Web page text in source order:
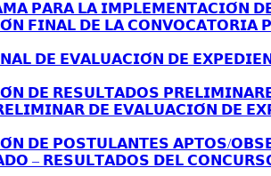
𝗣𝗔𝗥𝗔 𝗟𝗔 𝗜𝗠𝗣𝗟𝗘𝗠𝗘𝗡𝗧𝗔𝗖𝗜𝗢́𝗡
𝗙𝗜𝗡𝗔𝗟 𝗗𝗘 𝗟𝗔
𝗗𝗘 𝗘𝗩𝗔𝗟𝗨𝗔𝗖𝗜𝗢́𝗡 𝗗𝗘
𝗗𝗘 𝗥𝗘𝗦𝗨𝗟𝗧𝗔𝗗𝗢𝗦
𝗗𝗘 𝗘𝗩𝗔𝗟𝗨𝗔𝗖𝗜𝗢́𝗡 𝗗𝗘
𝗗𝗘 𝗣𝗢𝗦𝗧𝗨𝗟𝗔𝗡𝗧𝗘𝗦 𝗔𝗣𝗧𝗢𝗦/
– 𝗥𝗘𝗦𝗨𝗟𝗧𝗔𝗗𝗢𝗦 𝗗𝗘𝗟